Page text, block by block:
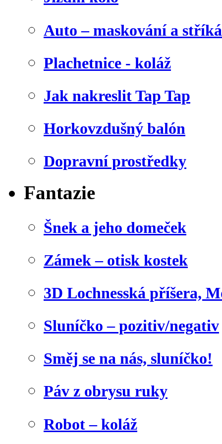
Auto – maskování a
Plachetnice - koláž
Jak nakreslit Tap Tap
Horkovzdušný balón
Dopravní prostředky
Fantazie
Šnek a jeho domeček
Zámek – otisk kostek
3D Lochnesská příšera,
Sluníčko – pozitiv/negativ
Směj se na nás, sluníčko!
Páv z obrysu ruky
Robot – koláž